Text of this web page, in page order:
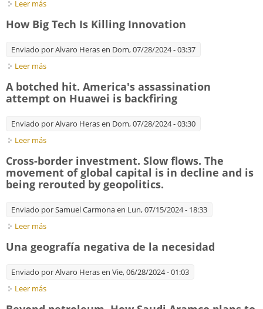
Leer más
How Big Tech Is Killing Innovation
Enviado porAlvaro Herasen Dom, 07/28/2024 - 03:37
Leer más
A botched hit. America's assassination
attempt on Huawei is backfiring
Enviado porAlvaro Herasen Dom, 07/28/2024 - 03:30
Leer más
Cross-border investment. Slow flows. The
movement of global capital is in decline and is
being rerouted by geopolitics.
Enviado porSamuel Carmonaen Lun, 07/15/2024 - 18:33
Leer más
Una geografía negativa de la necesidad
Enviado porAlvaro Herasen Vie, 06/28/2024 - 01:03
Leer más